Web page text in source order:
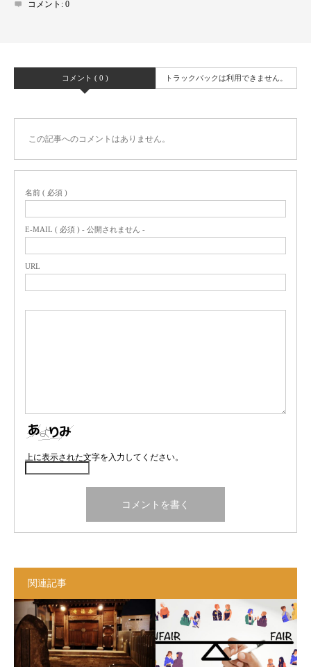
コメント: 0
コメント ( 0 ) トラックバックは利用できません。
この記事へのコメントはありません。
名前 ( 必須 )
E-MAIL ( 必須 ) - 公開されません -
URL
上に表示された文字を入力してください。
関連記事